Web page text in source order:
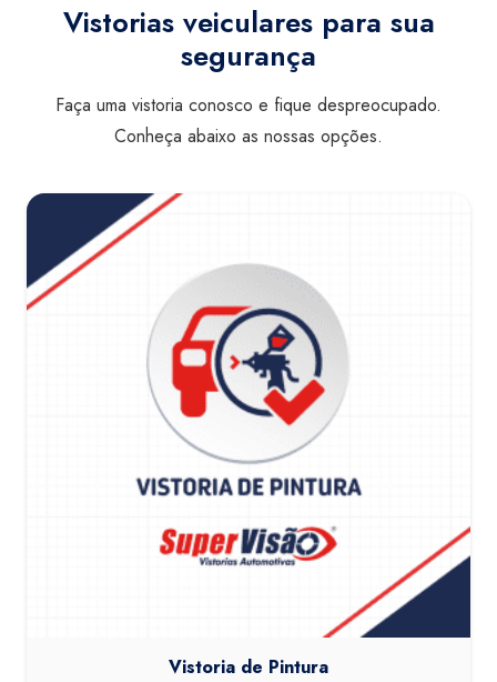
Vistorias veiculares para sua
segurança
Faça uma vistoria conosco e fique despreocupado.
Conheça abaixo as nossas opções.
Vistoria de Pintura